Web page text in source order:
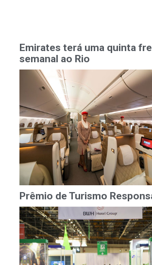
Emirates terá uma quinta
semanal ao Rio
Prêmio de Turismo